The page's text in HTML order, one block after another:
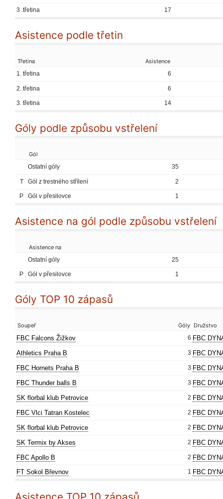
3 .třetina 17
Asistence podle třetin
Třetina
Asistence
1. třetina
6
2. třetina 6
3. třetina 14
Góly podle způsobu vstřelení
Gól
Ostatní góly
35
T Gól z trestného střílení 2
P Gól v přesilovce 1
Asistence na gól podle způsobu vstřelení
Asistence na
Ostatní góly
25
P Gól v přesilovce 1
Góly TOP 10 zápasů
Soupeř Góly Družstvo
FBC Falcons Žižkov 6 FBC
Athletics Praha B
3 FBC
FBC Hornets Praha B
3 FBC
FBC Thunder balls B
3 FBC
SK florbal klub Petrovice
2 FBC
FBC Vlci Tatran Kostelec
2 FBC
SK florbal klub Petrovice
2 FBC
SK Termix by Akses
2 FBC
FBC Apollo B
2 FBC
FT Sokol Břevnov
1 FBC